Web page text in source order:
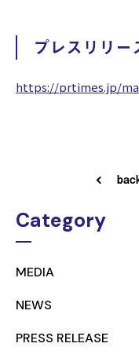
Category
MEDIA
NEWS
PRESS RELEASE
プレスリリー
https://prtimes.jp/